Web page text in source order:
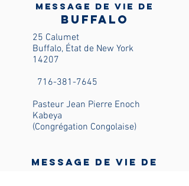
Message de vie de
Buffalo
25 Calumet
Buffalo, État de New York
14207
716-381-7645
Pasteur Jean Pierre Enoch
Kabeya
(Congrégation Congolaise)
Message de vie de